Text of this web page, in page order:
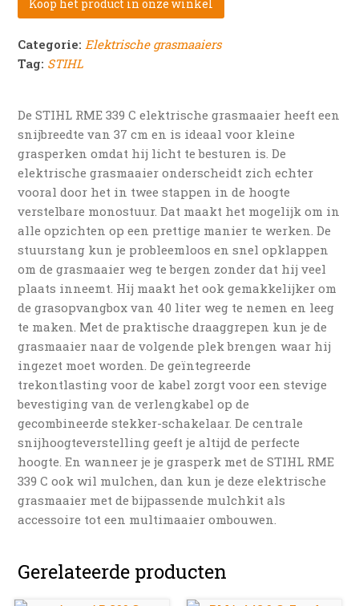
Koop het product in onze winkel
Categorie: Elektrische grasmaaiers
Tag: STIHL
De STIHL RME 339 C elektrische grasmaaier heeft een
snijbreedte van 37 cm en is ideaal voor kleine
grasperken omdat hij licht te besturen is. De
elektrische grasmaaier onderscheidt zich echter
vooral door het in twee stappen in de hoogte
verstelbare monostuur. Dat maakt het mogelijk om in
alle opzichten op een prettige manier te werken. De
stuurstang kun je probleemloos en snel opklappen
om de grasmaaier weg te bergen zonder dat hij veel
plaats inneemt. Hij maakt het ook gemakkelijker om
de grasopvangbox van 40 liter weg te nemen en leeg
te maken. Met de praktische draaggrepen kun je de
grasmaaier naar de volgende plek brengen waar hij
ingezet moet worden. De geïntegreerde
trekontlasting voor de kabel zorgt voor een stevige
bevestiging van de verlengkabel op de
gecombineerde stekker-schakelaar. De centrale
snijhoogteverstelling geeft je altijd de perfecte
hoogte. En wanneer je je grasperk met de STIHL RME
339 C ook wil mulchen, dan kun je deze elektrische
grasmaaier met de bijpassende mulchkit als
accessoire tot een multimaaier ombouwen.
Gerelateerde producten